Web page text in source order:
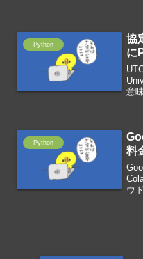
Python
協
に
意
Python
料
ウ